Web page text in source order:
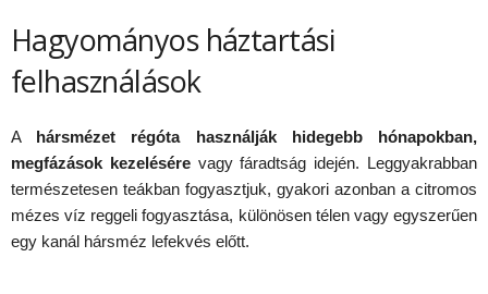
Hagyományos háztartási
felhasználások
A hársmézet régóta használják hidegebb hónapokban,
megfázások kezelésére vagy fáradtság idején. Leggyakrabban
természetesen teákban fogyasztjuk, gyakori azonban a citromos
mézes víz reggeli fogyasztása, különösen télen vagy egyszerűen
egy kanál hársméz lefekvés előtt.